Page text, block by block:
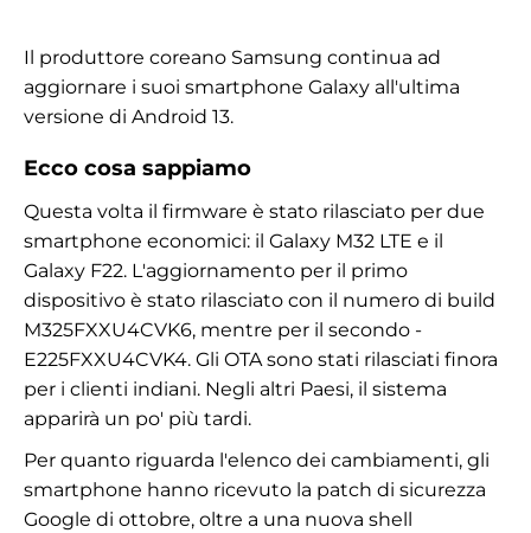
Il produttore coreano Samsung continua ad
aggiornare i suoi smartphone Galaxy all'ultima
versione di Android 13.
Ecco cosa sappiamo
Questa volta il firmware è stato rilasciato per due
smartphone economici: il Galaxy M32 LTE e il
Galaxy F22. L'aggiornamento per il primo
dispositivo è stato rilasciato con il numero di build
M325FXXU4CVK6, mentre per il secondo -
E225FXXU4CVK4. Gli OTA sono stati rilasciati finora
per i clienti indiani. Negli altri Paesi, il sistema
apparirà un po' più tardi.
Per quanto riguarda l'elenco dei cambiamenti, gli
smartphone hanno ricevuto la patch di sicurezza
Google di ottobre, oltre a una nuova shell